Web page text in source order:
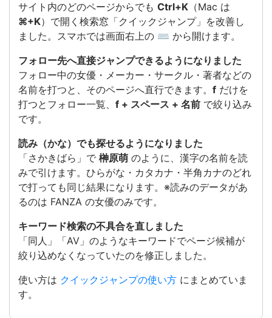
サイト内のどのページからでも Ctrl+K （Mac は
⌘+K）で開く検索窓「クイックジャンプ」を改善し
ました。スマホでは画面右上の ⌨ から開けます。
フォロー先へ直接ジャンプできるようになりました
フォロー中の女優・メーカー・サークル・著者などの
名前を打つと、そのページへ直行できます。 f だけを
打つとフォロー一覧、 f + スペース + 名前 で絞り込み
です。
読み（かな）でも探せるようになりました
「さかきばら」で 榊原萌 のように、漢字の名前を読
みで引けます。ひらがな・カタカナ・半角カナのどれ
で打っても同じ結果になります。※読みのデータがあ
るのは FANZA の女優のみです。
キーワード検索の不具合を直しました
「同人」「AV」のようなキーワードでページ候補が
絞り込めなくなっていたのを修正しました。
使い方は クイックジャンプの使い方 にまとめていま
す。